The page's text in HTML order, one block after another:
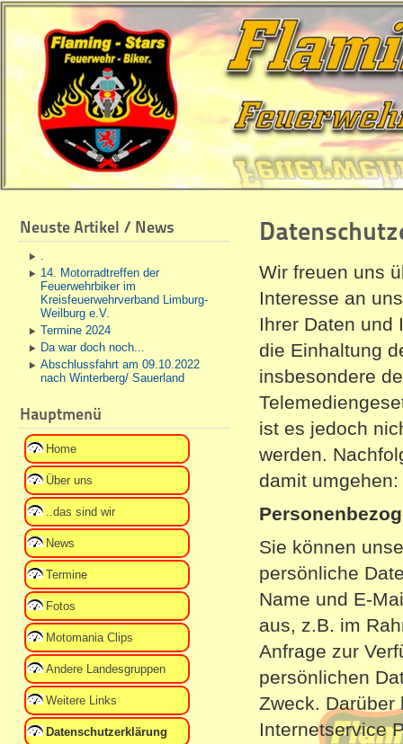
Neuste Artikel / News
.
14. Motorradtreffen der
Feuerwehrbiker im
Kreisfeuerwehrverband Limburg-
Weilburg e.V.
Termine 2024
Da war doch noch...
Abschlussfahrt am 09.10.2022
nach Winterberg/ Sauerland
Hauptmenü
Home
Über uns
..das sind wir
News
Termine
Fotos
Motomania Clips
Andere Landesgruppen
Weitere Links
Datenschutzerklärung
Wir freuen uns
Interesse an
Ihrer Daten und
die Einhaltung
insbesondere
ist es jedoch
werden.
damit umgehen:
Sie können
persönliche
Name und E-
aus, z.B. im
Anfrage zur
persönlichen
Zweck. Darüber
Internetservice